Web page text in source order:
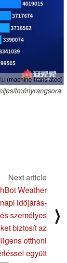
(machine translated)
Next article
Weather
időjárás-
személyes
biztosít az
otthoni
együtt
⟩